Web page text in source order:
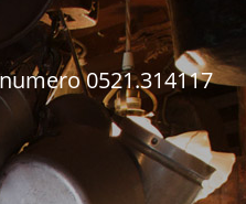
0521.314117